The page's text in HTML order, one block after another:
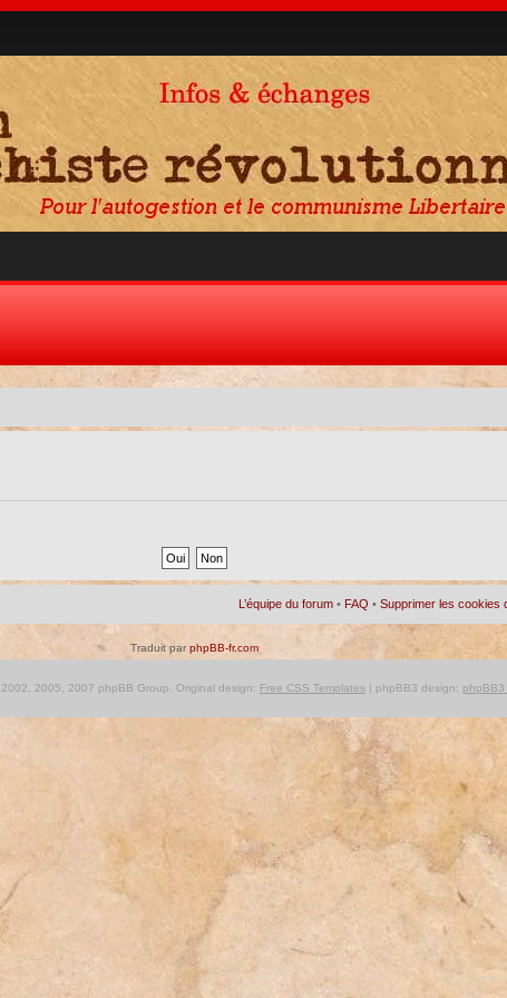
L’équipe du forum • FAQ •Supprimer les cookies
Traduit parphpBB-fr.com
2005, 2007 phpBB Group. Original design: Free CSS Templates| phpBB3 design: phpBB3